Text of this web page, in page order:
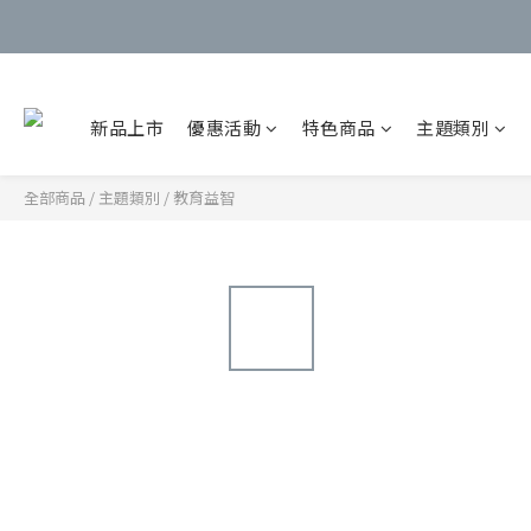
新品上市 優惠活動 特色商品 主題類別
全部商品 / 主題類別 / 教育益智